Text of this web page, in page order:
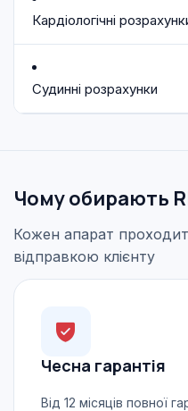
Кардіологічні
Судинні розрахунки
Чому обирають
Кожен апарат
відправкою клієнту
Чесна гарантія
Від 12 місяців повної